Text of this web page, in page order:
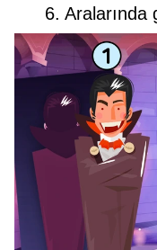
6. Aralarında